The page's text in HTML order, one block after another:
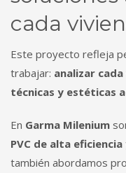
cada
Este proyecto refleja
trabajar: analizar
técnicas y estéticas
En Garma Milenium
PVC de alta
también abordamos